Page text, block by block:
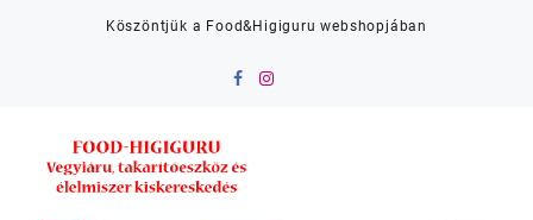
Köszöntjük a Food&Higiguru webshopjában